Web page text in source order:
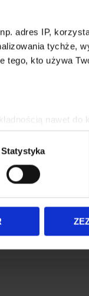
adres IP,
tychże,
tego, kto używa
nawet do
je zbiory
oraz ustaw
zgodę w
funkcje
udostępniamy
danymi
Statystyka
się na